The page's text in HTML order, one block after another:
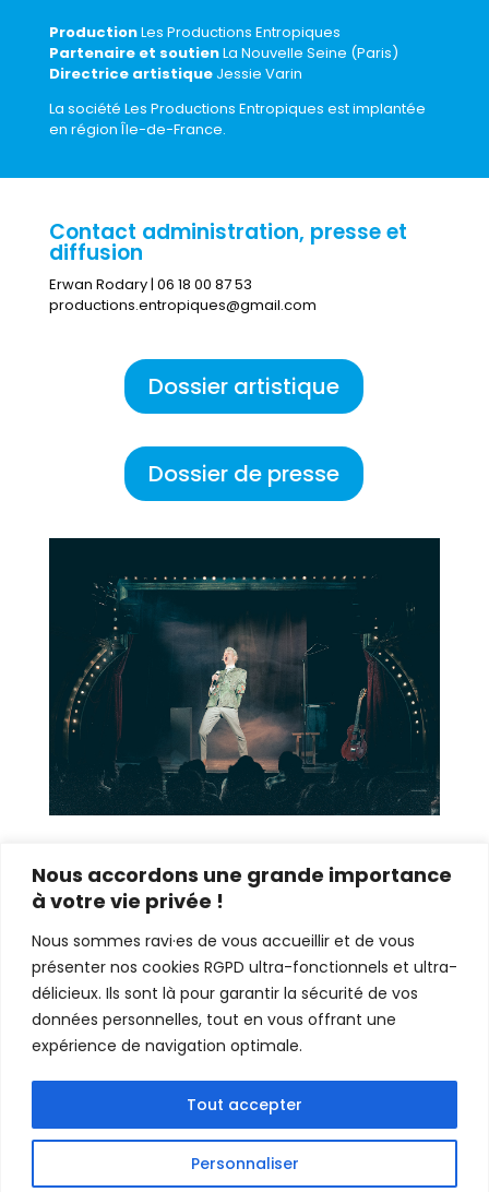
Nous accordons une grande importance
à votre vie privée !
Nous sommes ravi·es de vous accueillir et de vous
présenter nos cookies RGPD ultra-fonctionnels et ultra-
délicieux. Ils sont là pour garantir la sécurité de vos
données personnelles, tout en vous offrant une
expérience de navigation optimale.
Personnaliser
Tout accepter
ProductionLes Productions Entropiques
Partenaire et soutienLa Nouvelle Seine (Paris)
Directrice artistiqueJessie Varin
La société Les Productions Entropiques est implantée
en région Île-de-France.
Contact administration, presse et
diffusion
Erwan Rodary | 06 18 00 87 53
productions.entropiques@gmail.com
Dossier artistique
Dossier de presse